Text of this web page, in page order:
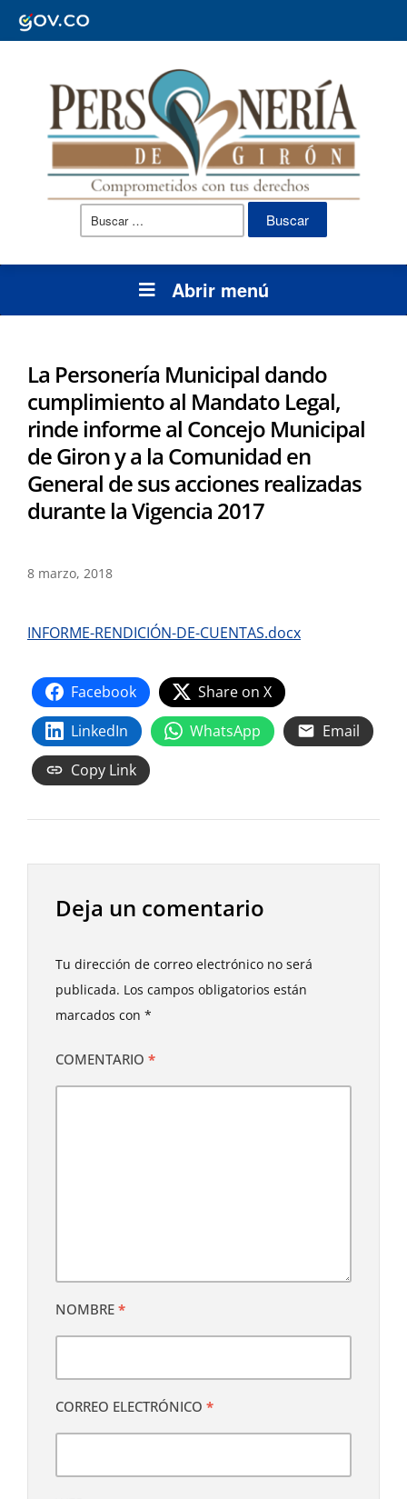
Buscar:
Abrir menú
La Personería Municipal dando
cumplimiento al Mandato Legal,
rinde informe al Concejo Municipal
de Giron y a la Comunidad en
General de sus acciones realizadas
durante la Vigencia 2017
8 marzo, 2018
INFORME-RENDICIÓN-DE-CUENTAS.docx
Facebook
Share on X
LinkedIn
WhatsApp
Email
Copy Link
Deja un comentario
Tu dirección de correo electrónico no será
publicada. Los campos obligatorios están
marcados con *
COMENTARIO *
NOMBRE *
CORREO ELECTRÓNICO *